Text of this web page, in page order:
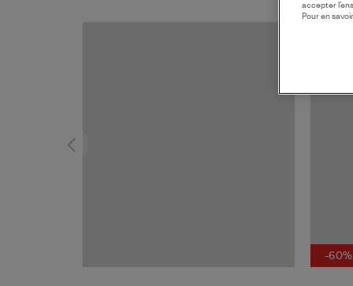
-60%
accepter
Pour en